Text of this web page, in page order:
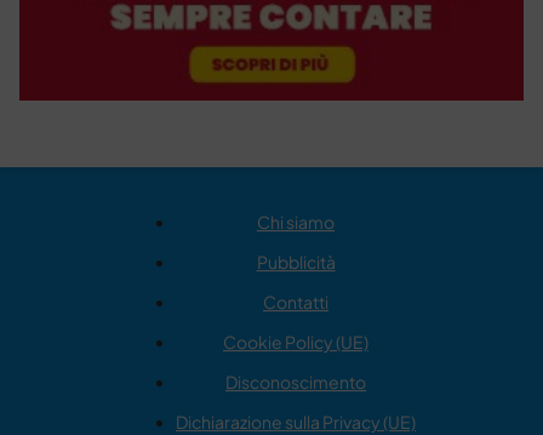
Chi siamo
Pubblicità
Contatti
Cookie Policy (UE)
Disconoscimento
Dichiarazione sulla Privacy (UE)